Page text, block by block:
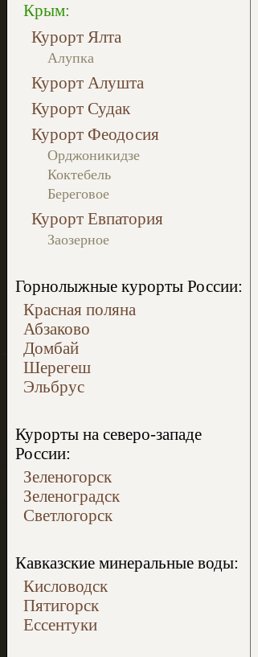
Крым:
Курорт Ялта
Алупка
Курорт Алушта
Курорт Судак
Курорт Феодосия
Орджоникидзе
Коктебель
Береговое
Курорт Евпатория
Заозерное
Горнолыжные курорты России:
Красная поляна
Абзаково
Домбай
Шерегеш
Эльбрус
Курорты на северо-западе
России:
Зеленогорск
Зеленоградск
Светлогорск
Кавказские минеральные воды:
Кисловодск
Пятигорск
Ессентуки